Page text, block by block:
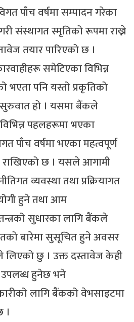
पाँच वर्षमा सम्पादन गरेका
संस्थागत स्मृतिको रूपमा राख्ने
तयार पारिएको छ ।
समेटिएका विभिन्न
भएता पनि यस्तो प्रकृतिको
हो । यसमा बैंकले
पहलहरूमा भएका
पाँच वर्षमा भएका महत्वपूर्ण
छ । यसले आगामी
व्यवस्था तथा प्रक्रियागत
हुने तथा आम
सुधारका लागि बैंकले
बारेमा सुसूचित हुने अवसर
लिएको छु । उक्त दस्तावेज केही
उपलब्ध हुनेछ भने
लागि बैंकको वेभसाइटमा
।